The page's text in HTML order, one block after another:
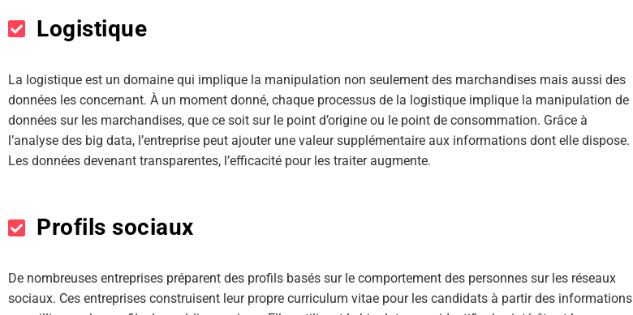
Logistique
La logistique est un domaine qui implique la manipulation non seulement des marchandises mais aussi des
données les concernant. À un moment donné, chaque processus de la logistique implique la manipulation de
données sur les marchandises, que ce soit sur le point d’origine ou le point de consommation. Grâce à
l’analyse des big data, l’entreprise peut ajouter une valeur supplémentaire aux informations dont elle dispose.
Les données devenant transparentes, l’efficacité pour les traiter augmente.
Profils sociaux
De nombreuses entreprises préparent des profils basés sur le comportement des personnes sur les réseaux
sociaux. Ces entreprises construisent leur propre curriculum vitae pour les candidats à partir des informations